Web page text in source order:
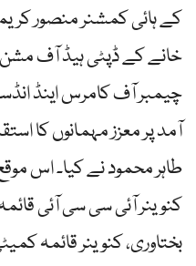
کے ہائی کمشنر منصور
خانے کے ڈپٹی ہیڈ آف مشن
چیمبر آف کامرس اینڈ
آمد پر معزز مہمانوں کا
طاہر محمود نے کیا۔ اس
کنوینر آئی سی سی آئی
بختاوری، کنوینر قائمہ